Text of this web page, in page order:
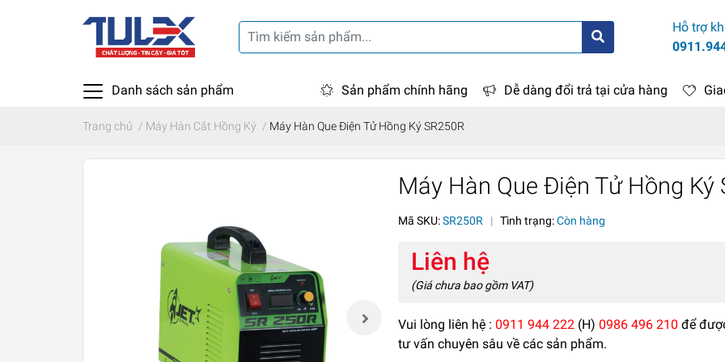
Hỗ trợ
Danh sách sản phẩm Sản phẩm chính hãng Dễ dàng đổi trả tại cửa hàng
Trang chủ / Máy Hàn Cắt Hồng Ký / Máy Hàn Que Điện Tử Hồng Ký SR250R
Máy Hàn Que Điện Tử Hồng Ký
Mã SKU:SR250R | Tình trạng:Còn hàng
Liên hệ
(Giá chưa bao gồm VAT)
Vui lòng liên hệ :0911 944 222 (H)0986 496 210 để
tư vấn chuyên sâu về các sản phẩm.